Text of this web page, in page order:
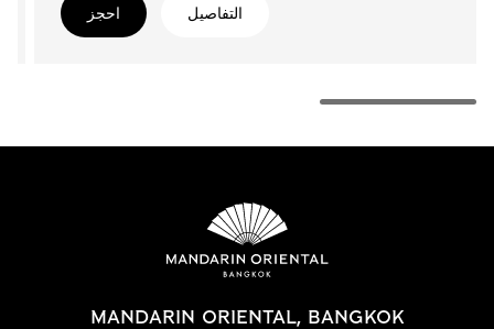
التفاصيل احجز
MANDARIN ORIENTAL, BANGKOK